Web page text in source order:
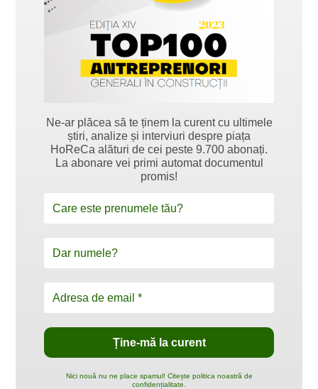
Ne-ar plăcea să te ținem la curent cu ultimele
știri, analize și interviuri despre piața
HoReCa alături de cei peste 9.700 abonați.
La abonare vei primi automat documentul
promis!
Nici nouă nu ne place spamul! Citește politica noastră de
confidențialitate.